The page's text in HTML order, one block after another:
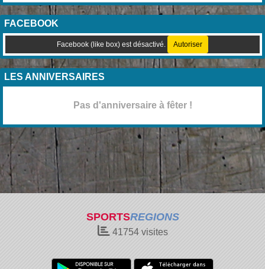
FACEBOOK
Facebook (like box) est désactivé. Autoriser
LES ANNIVERSAIRES
Pas d'anniversaire à fêter !
SPORTSREGIONS
41754visites